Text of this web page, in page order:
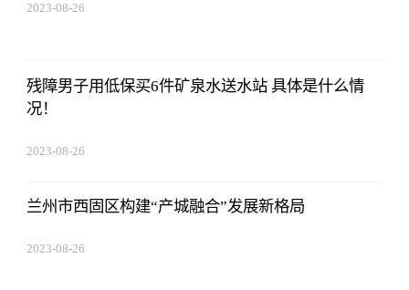
2023-08-26
残障男子用低保买6件矿泉水送水站 具体是什么情
况！
2023-08-26
兰州市西固区构建“产城融合”发展新格局
2023-08-26